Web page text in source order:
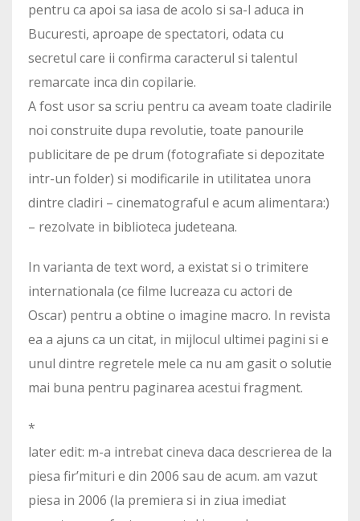
pentru ca apoi sa iasa de acolo si sa-l aduca in
Bucuresti, aproape de spectatori, odata cu
secretul care ii confirma caracterul si talentul
remarcate inca din copilarie.
A fost usor sa scriu pentru ca aveam toate cladirile
noi construite dupa revolutie, toate panourile
publicitare de pe drum (fotografiate si depozitate
intr-un folder) si modificarile in utilitatea unora
dintre cladiri – cinematograful e acum alimentara:)
– rezolvate in biblioteca judeteana.
In varianta de text word, a existat si o trimitere
internationala (ce filme lucreaza cu actori de
Oscar) pentru a obtine o imagine macro. In revista
ea a ajuns ca un citat, in mijlocul ultimei pagini si e
unul dintre regretele mele ca nu am gasit o solutie
mai buna pentru paginarea acestui fragment.
*
later edit: m-a intrebat cineva daca descrierea de la
piesa fir’mituri e din 2006 sau de acum. am vazut
piesa in 2006 (la premiera si in ziua imediat